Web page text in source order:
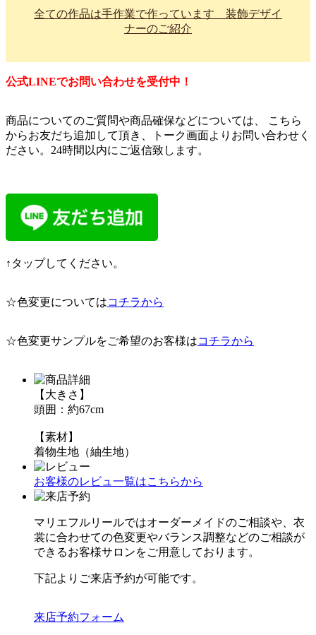
全ての作品は手作業で作っています 装飾デザイ
ナーのご紹介
公式LINEでお問い合わせを受付中！
商品についてのご質問や商品確保などについては、 こちら
からお友だち追加して頂き、トーク画面よりお問い合わせく
ださい。24時間以内にご返信致します。
↑タップしてください。
☆色変更についてはコチラから
☆色変更サンプルをご希望のお客様はコチラから
【大きさ】
頭囲：約67cm
【素材】
着物生地（紬生地）
お客様のレビュ一覧はこちらから
マリエフルリールではオーダーメイドのご相談や、衣
裳に合わせての色変更やバランス調整などのご相談が
できるお客様サロンをご用意しております。
下記よりご来店予約が可能です。
来店予約フォーム